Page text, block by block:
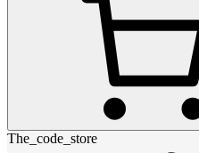
The_code_store